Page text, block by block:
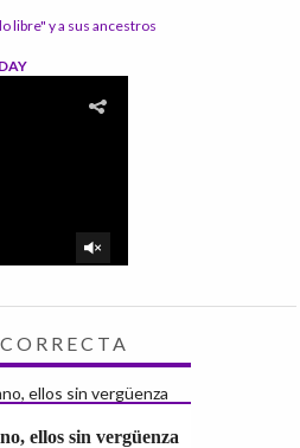
libre" y a sus ancestros
ellos sin vergüenza